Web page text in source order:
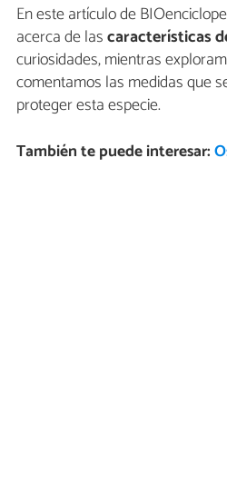
En este artículo de
acerca de lascaracterísticas
curiosidades, mientras
comentamos las medidas que
proteger esta especie.
También te puede interesar: